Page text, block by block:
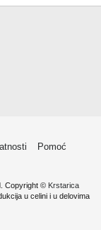
Pomoć
Copyright © Krstarica
u celini i u delovima